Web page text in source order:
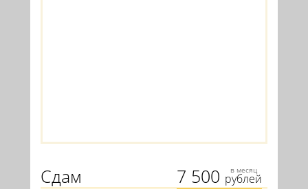
7 500 в месяц
рублей
Сдам